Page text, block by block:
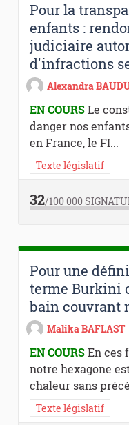
Pour la
enfants :
judiciaire
d'infractions
Alexandra
EN COURSLe
danger nos
en France, le FI...
Texte législatif
32/100 000
Pour une
terme Burkini
bain couvrant
Malika BAFLAST
EN COURSEn ces
notre hexagone
chaleur sans
Texte législatif